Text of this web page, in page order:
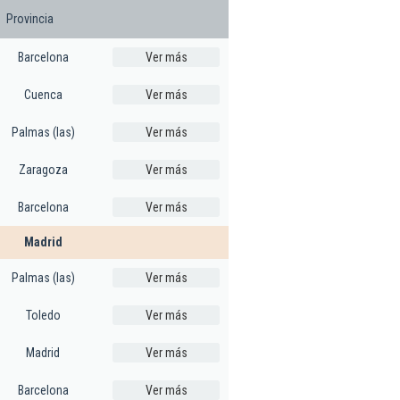
Provincia
Barcelona Ver más
Cuenca Ver más
Palmas (las) Ver más
Zaragoza Ver más
Barcelona Ver más
Madrid
Palmas (las) Ver más
Toledo Ver más
Madrid Ver más
Barcelona Ver más